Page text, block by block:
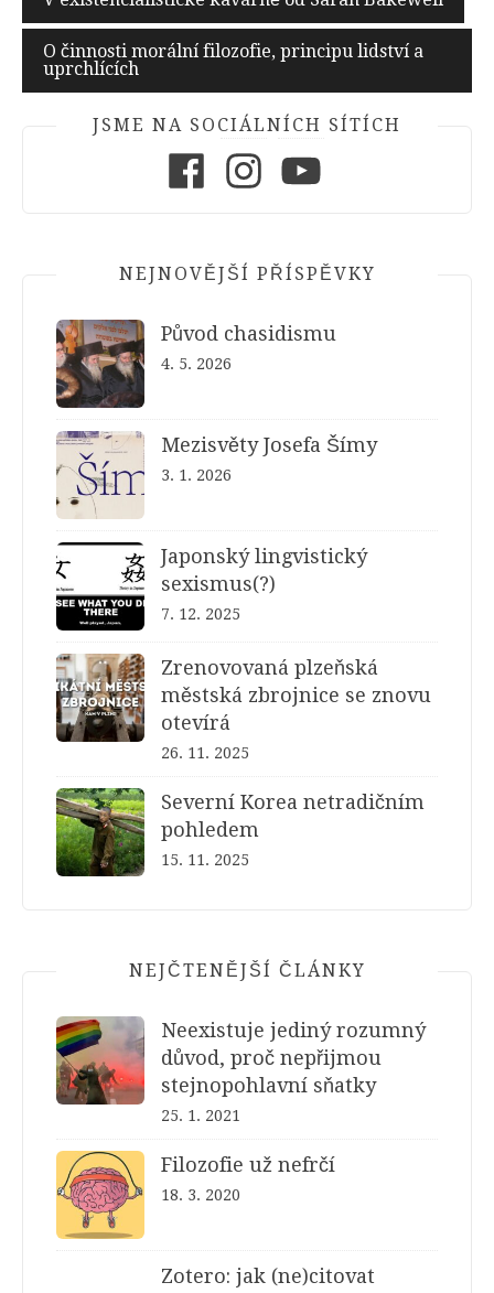
pro
příspěvek
O činnosti morální filozofie, principu lidství a
uprchlících
JSME NA SOCIÁLNÍCH SÍTÍCH
NEJNOVĚJŠÍ PŘÍSPĚVKY
Původ chasidismu
4. 5. 2026
Mezisvěty Josefa Šímy
3. 1. 2026
Japonský lingvistický
sexismus(?)
7. 12. 2025
Zrenovovaná plzeňská
městská zbrojnice se znovu
otevírá
26. 11. 2025
Severní Korea netradičním
pohledem
15. 11. 2025
NEJČTENĚJŠÍ ČLÁNKY
Neexistuje jediný rozumný
důvod, proč nepřijmou
stejnopohlavní sňatky
25. 1. 2021
Filozofie už nefrčí
18. 3. 2020
Zotero: jak (ne)citovat